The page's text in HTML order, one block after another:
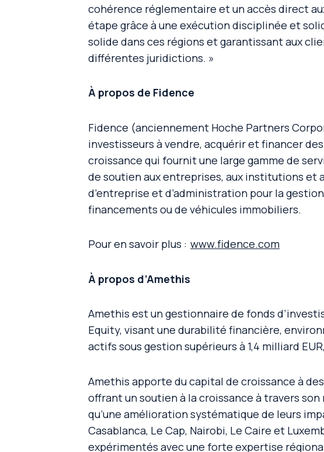
cohérence réglementaire et un accès direct
étape grâce à une exécution disciplinée et
solide dans ces régions et garantissant aux
différentes juridictions. »
À propos de Fidence
Fidence (anciennement Hoche Partners
investisseurs à vendre, acquérir et financer
croissance qui fournit une large gamme de
de soutien aux entreprises, aux institutions et
d’entreprise et d’administration pour la
financements ou de véhicules immobiliers.
Pour en savoir plus : www.fidence.com
À propos d’Amethis
Amethis est un gestionnaire de fonds
Equity, visant une durabilité financière,
actifs sous gestion supérieurs à 1,4 milliard
Amethis apporte du capital de croissance à
offrant un soutien à la croissance à travers
qu’une amélioration systématique de leurs
Casablanca, Le Cap, Nairobi, Le Caire et
expérimentés avec une forte expertise